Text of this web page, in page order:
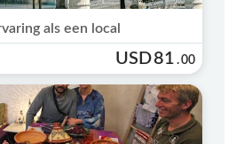
als een local
USD81 .00